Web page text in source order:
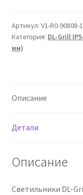
Артикул: V1-R0-90808-
Категория: DL-Grill
мм)
Описание
Детали
Описание
Светильники DL-